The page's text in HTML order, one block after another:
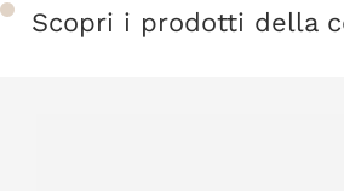
Scopri i prodotti della